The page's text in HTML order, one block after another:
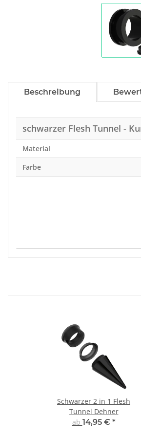
Beschreibung
schwarzer Flesh Tunnel -
Material
Farbe
Produkteigenschaft
Wert
Schwarzer 2 in 1 Flesh
Tunnel Dehner
ab 14,95 € *